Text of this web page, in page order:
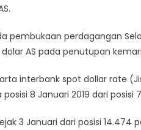
pembukaan perdagangan
dolar AS pada penutupan
interbank spot dollar rate
8 Januari 2019 dari posisi
3 Januari dari posisi 14.474